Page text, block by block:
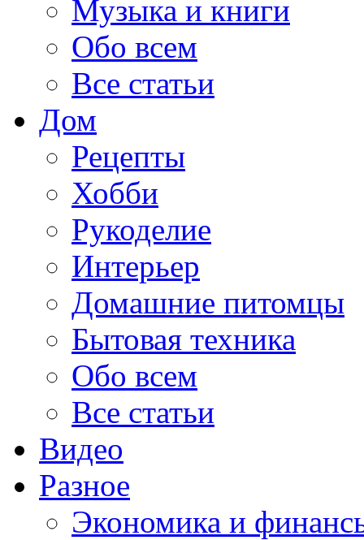
Музыка и книги
Обо всем
Все статьи
Дом
Рецепты
Хобби
Рукоделие
Интерьер
Домашние питомцы
Бытовая техника
Обо всем
Все статьи
Видео
Разное
Экономика и